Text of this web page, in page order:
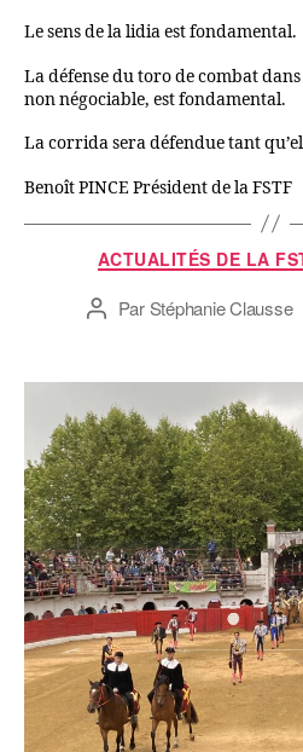
Le sens de la lidia est fondamental.
La défense du toro de combat
non négociable, est fondamental.
La corrida sera défendue tant
Benoît PINCE Président de la FSTF
ACTUALITÉS DE LA
ParStéphanie Clausse